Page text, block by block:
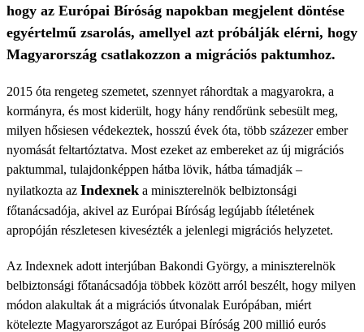
hogy az Európai Bíróság napokban megjelent döntése
egyértelmű zsarolás, amellyel azt próbálják elérni, hogy
Magyarország csatlakozzon a migrációs paktumhoz.
2015 óta rengeteg szemetet, szennyet ráhordtak a magyarokra, a
kormányra, és most kiderült, hogy hány rendőrünk sebesült meg,
milyen hősiesen védekeztek, hosszú évek óta, több százezer ember
nyomását feltartóztatva. Most ezeket az embereket az új migrációs
paktummal, tulajdonképpen hátba lövik, hátba támadják –
nyilatkozta az Indexnek a miniszterelnök belbiztonsági
főtanácsadója, akivel az Európai Bíróság legújabb ítéletének
apropóján részletesen kivesézték a jelenlegi migrációs helyzetet.
Az Indexnek adott interjúban Bakondi György, a miniszterelnök
belbiztonsági főtanácsadója többek között arról beszélt, hogy milyen
módon alakultak át a migrációs útvonalak Európában, miért
kötelezte Magyarországot az Európai Bíróság 200 millió eurós